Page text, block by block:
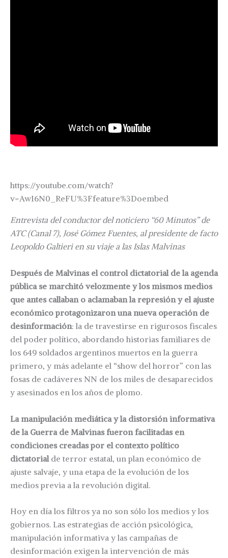
https://youtube.com/watch?
v=AwI6N0_ReFU%3Ffeature%3Doembed
Entrevista del conductor del noticiero “60 Minutos” de
ATC (Canal 7), José Gómez Fuentes, al presidente de facto
Leopoldo Galtieri en su viaje a las Islas Malvinas
Después de Malvinas el control dictatorial de la agenda
pública se marchitó velozmente y los mismos medios
que antes callaban o aclamaban la represión y el ajuste
económico protagonizaron una nueva operación de
desinformación: la de travestirse en rigurosos fiscales
del poder político, abordando historias familiares de
los 649 soldados argentinos muertos en la guerra
primero, y más adelante el “show del horror” con las
fosas de cadáveres NN de los miles de desaparecidos
y asesinados en los años de plomo.
La manipulación mediática y la distorsión informativa
de la Guerra de Malvinas fueron facilitadas en
condiciones creadas por el contexto político
dictatorial de terror estatal, un plan económico de
ajuste salvaje, y una etapa de la evolución de los
medios previa a la revolución digital.
Hoy en día los filtros ya no son sólo los medios y los
gobiernos. Las estrategias de acción psicológica,
manipulación informativa y las campañas de
desinformación exigen la intervención de más